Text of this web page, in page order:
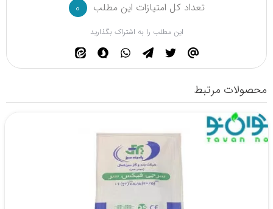
تعداد کل امتیازات این مطلب 0
این مطلب را به اشتراک بگذارید
محصولات مرتبط